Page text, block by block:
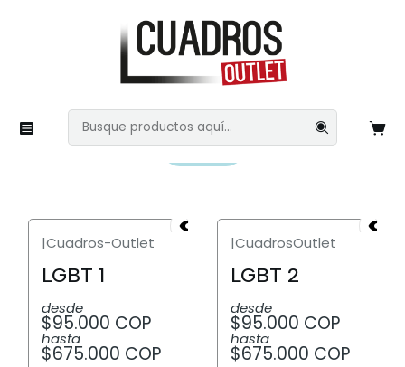
Imágenes Variadas
LGBT
Filtros
|Cuadros-Outlet
LGBT 1
desde
$95.000 COP
hasta
$675.000 COP
|CuadrosOutlet
LGBT 2
desde
$95.000 COP
hasta
$675.000 COP